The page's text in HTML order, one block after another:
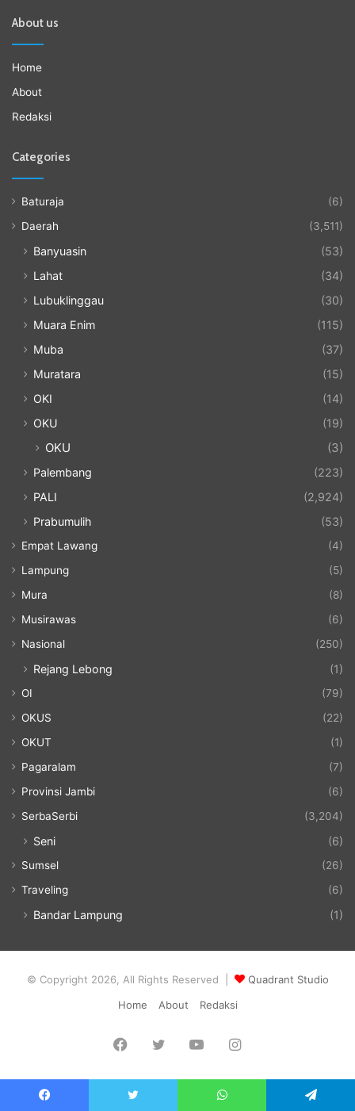
About us
Home
About
Redaksi
Categories
Baturaja
(6)
Daerah
(3,511)
Banyuasin
(53)
Lahat
(34)
Lubuklinggau
(30)
Muara Enim
(115)
Muba
(37)
Muratara
(15)
OKI
(14)
OKU
(19)
OKU (3)
Palembang
(223)
PALI
(2,924)
Prabumulih
(53)
Empat Lawang
(4)
Lampung
(5)
Mura
(8)
Musirawas
(6)
Nasional
(250)
Rejang Lebong (1)
OI
(79)
OKUS
(22)
OKUT
(1)
Pagaralam
(7)
Provinsi Jambi
(6)
SerbaSerbi
(3,204)
Seni (6)
Sumsel
(26)
Traveling
(6)
Bandar Lampung (1)
© Copyright 2026, All Rights Reserved |
Quadrant Studio
Home
About Redaksi
Facebook
Twitter YouTubeInstagram